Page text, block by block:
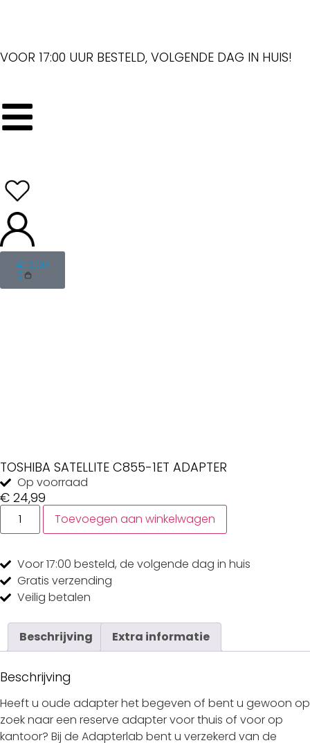
VOOR 17:00 UUR BESTELD, VOLGENDE DAG IN HUIS!
€ 0,00
0
TOSHIBA SATELLITE C855-1ET ADAPTER
Op voorraad
€ 24,99
Toevoegen aan winkelwagen
Voor 17:00 besteld, de volgende dag in huis
Gratis verzending
Veilig betalen
Beschrijving Extra informatie
Beschrijving
Heeft u oude adapter het begeven of bent u gewoon op
zoek naar een reserve adapter voor thuis of voor op
kantoor? Bij de Adapterlab bent u verzekerd van de